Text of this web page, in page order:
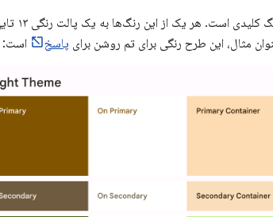
پایه و اساس
پاسخ است: